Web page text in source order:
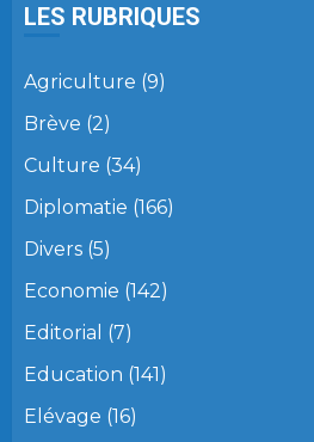
LES RUBRIQUES
Agriculture (9)
Brève (2)
Culture (34)
Diplomatie (166)
Divers (5)
Economie (142)
Editorial (7)
Education (141)
Elévage (16)